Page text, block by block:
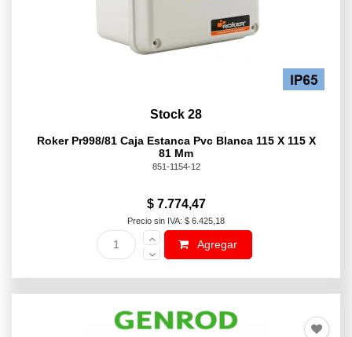
Stock 28
Roker Pr998/81 Caja Estanca Pvc Blanca 115 X 115 X
81 Mm
851-1154-12
$ 7.774,47
Precio sin IVA: $ 6.425,18
Agregar